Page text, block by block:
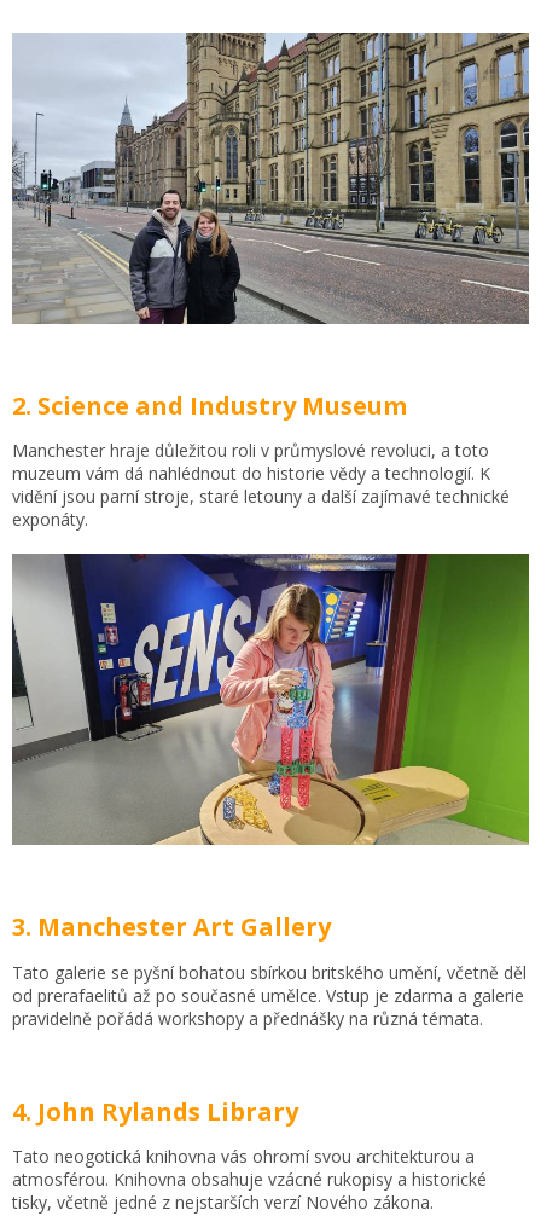
2. Science and Industry Museum
Manchester hraje důležitou roli v průmyslové revoluci, a toto
muzeum vám dá nahlédnout do historie vědy a technologií. K
vidění jsou parní stroje, staré letouny a další zajímavé technické
exponáty.
3. Manchester Art Gallery
Tato galerie se pyšní bohatou sbírkou britského umění, včetně děl
od prerafaelitů až po současné umělce. Vstup je zdarma a galerie
pravidelně pořádá workshopy a přednášky na různá témata.
4. John Rylands Library
Tato neogotická knihovna vás ohromí svou architekturou a
atmosférou. Knihovna obsahuje vzácné rukopisy a historické
tisky, včetně jedné z nejstarších verzí Nového zákona.